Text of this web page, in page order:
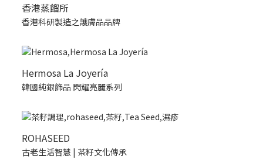
香港蒸餾所
香港科研製造之護膚品品牌
Hermosa La Joyería
韓國純銀飾品 閃耀亮麗系列
ROHASEED
古老生活智慧 | 茶籽文化傳承